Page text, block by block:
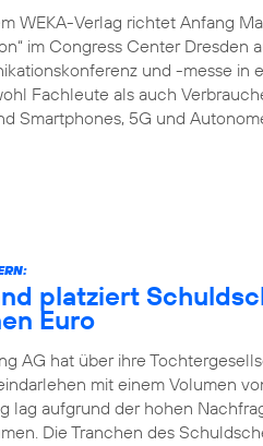
WEKA-Verlag richtet Anfang
im Congress Center Dresden
und -messe in
Fachleute als auch
Smartphones, 5G und
platziert
Euro
AG hat über ihre
mit einem Volumen
lag aufgrund der hohen
Die Tranchen des